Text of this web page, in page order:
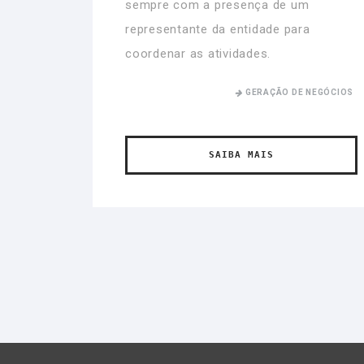
sempre com a presença de um
representante da entidade para
coordenar as atividades.
GERAÇÃO DE NEGÓCIOS
SAIBA MAIS